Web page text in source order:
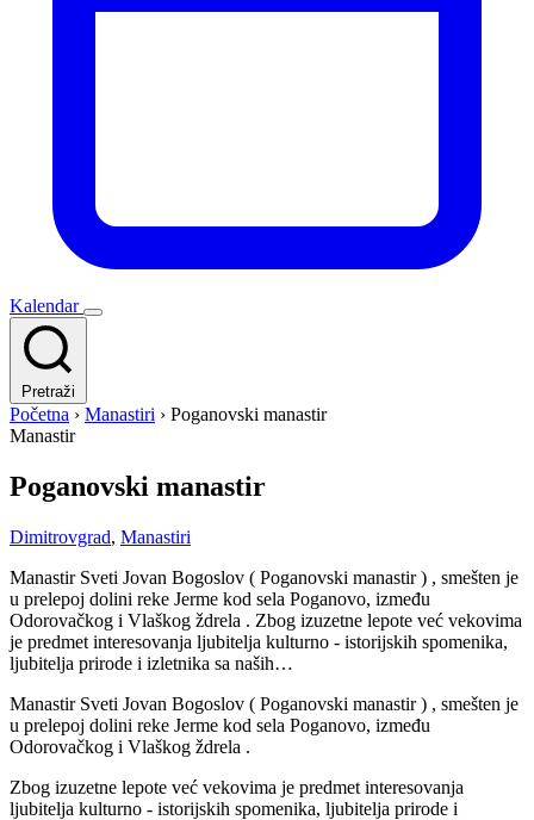
Kalendar
Pretraži
Početna › Manastiri › Poganovski manastir
Manastir
Poganovski manastir
Dimitrovgrad, Manastiri
Manastir Sveti Jovan Bogoslov ( Poganovski manastir ) , smešten je
u prelepoj dolini reke Jerme kod sela Poganovo, između
Odorovačkog i Vlaškog ždrela . Zbog izuzetne lepote već vekovima
je predmet interesovanja ljubitelja kulturno - istorijskih spomenika,
ljubitelja prirode i izletnika sa naših…
Manastir Sveti Jovan Bogoslov ( Poganovski manastir ) , smešten je
u prelepoj dolini reke Jerme kod sela Poganovo, između
Odorovačkog i Vlaškog ždrela .
Zbog izuzetne lepote već vekovima je predmet interesovanja
ljubitelja kulturno - istorijskih spomenika, ljubitelja prirode i